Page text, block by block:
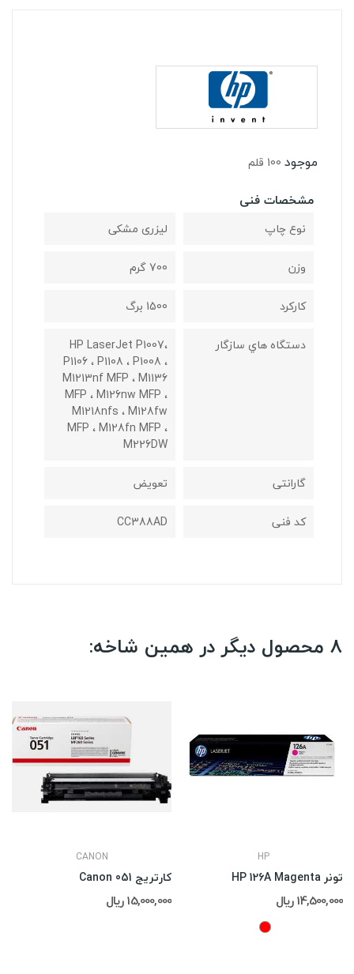
موجود 100 قلم
مشخصات فنی
نوع چاپ
لیزری مشکی
وزن
700 گرم
کارکرد
1500 برگ
دستگاه هاي سازگار
HP LaserJet P1007،
P1106 ، P1108 ، P1008 ،
M1213nf MFP ، M1136
MFP ، M126nw MFP ،
M1218nfs ، M128fw
MFP ، M128fn MFP ،
M226DW
گارانتی
تعویض
کد فنی
CC388AD
8 محصول دیگر در همین شاخه:
CANON
کارتریج Canon 051
15,000,000 ریال
HP
تونر HP 126A Magenta
14,500,000 ریال